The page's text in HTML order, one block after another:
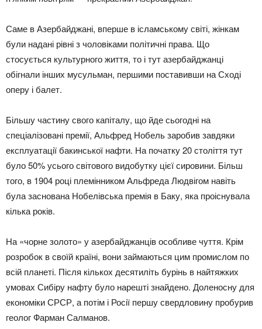
Саме в Азербайджані, вперше в ісламському світі, жінкам
були надані рівні з чоловіками політичні права. Що
стосується культурного життя, то і тут азербайджанці
обігнали інших мусульман, першими поставивши на Сході
оперу і балет.
Більшу частину свого капіталу, що йде сьогодні на
спеціалізовані премії, Альфред Нобель заробив завдяки
експлуатації бакинської нафти. На початку 20 століття тут
було 50% усього світового видобутку цієї сировини. Більш
того, в 1904 році племінником Альфреда Людвігом навіть
була заснована Нобелівська премія в Баку, яка проіснувала
кілька років.
На «чорне золото» у азербайджанців особливе чуття. Крім
розробок в своїй країні, вони займаються цим промислом по
всій планеті. Після кількох десятиліть бурінь в найтяжких
умовах Сибіру нафту було нарешті знайдено. Доленосну для
економіки СРСР, а потім і Росії першу свердловину пробурив
геолог Фарман Салманов.